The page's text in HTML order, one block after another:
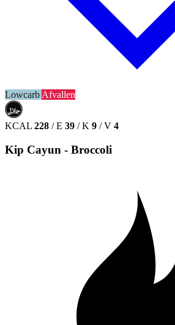
LowcarbAfvallen
حلال
HALAL
KCAL 228 / E 39 / K 9 / V 4
Kip Cayun - Broccoli